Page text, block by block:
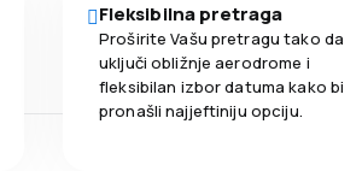
Fleksibilna pretraga
Proširite Vašu pretragu tako da
uključi obližnje aerodrome i
fleksibilan izbor datuma kako bi
pronašli najjeftiniju opciju.